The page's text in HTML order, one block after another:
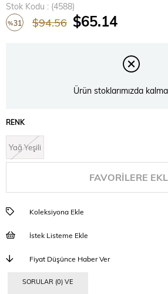
Stok Kodu
(4588)
%31 $94.56 $65.14
Ürün stoklarımızda
RENK
Yağ Yeşili
FAVORILERE
Koleksiyona Ekle
İstek Listeme Ekle
Fiyat Düşünce Haber Ver
SORULAR (0) VE